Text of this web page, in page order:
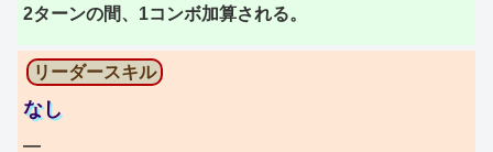
2ターンの間、1コンボ加算される。
リーダースキル
なし
―